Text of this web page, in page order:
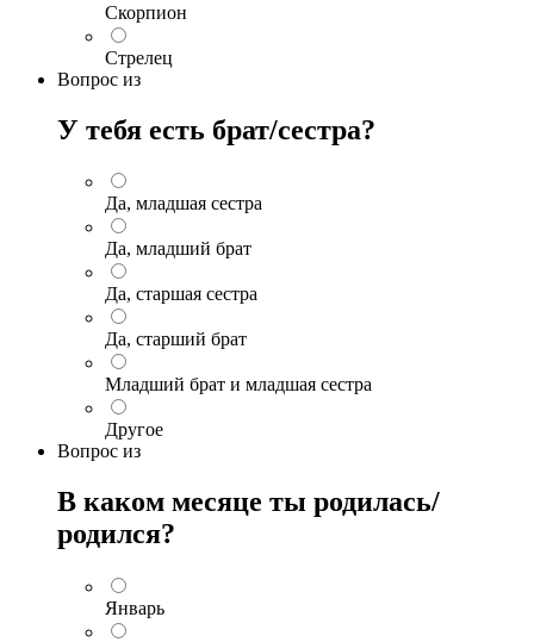
Скорпион
Стрелец
Вопрос из
У тебя есть брат/сестра?
Да, младшая сестра
Да, младший брат
Да, старшая сестра
Да, старший брат
Младший брат и младшая сестра
Другое
Вопрос из
В каком месяце ты родилась/
родился?
Январь